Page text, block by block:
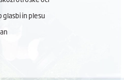
glasbi in plesu